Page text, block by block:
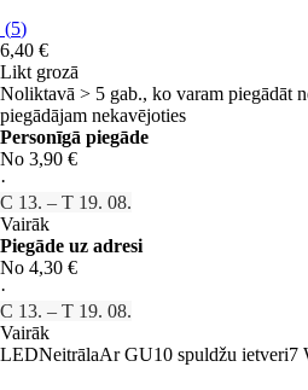
(5)
6,40 €
Likt grozā
Noliktavā > 5 gab., ko varam piegādāt
piegādājam nekavējoties
Personīgā piegāde
No 3,90 €
·
C 13. – T 19. 08.
Vairāk
Piegāde uz adresi
No 4,30 €
·
C 13. – T 19. 08.
Vairāk
LEDNeitrālaAr GU10 spuldžu ietveri7